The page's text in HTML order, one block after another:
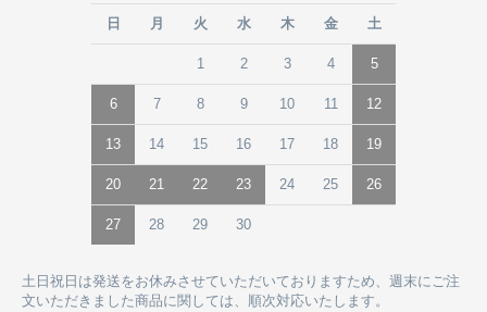
日
月 火 水 木 金 土
1 2 3 4 5
6 7 8 9 10 11 12
13 14 15 16 17 18 19
20 21 22 23 24 25 26
27 28 29 30
土日祝日は発送をお休みさせていただいておりますため、週末にご注
文いただきました商品に関しては、順次対応いたします。